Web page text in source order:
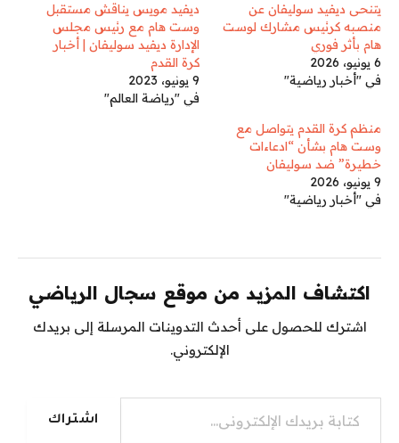
يتنحى ديفيد سوليفان عن
منصبه كرئيس مشارك لوست
هام بأثر فوري
6 يونيو، 2026
في "أخبار رياضية"
ديفيد مويس يناقش مستقبل
وست هام مع رئيس مجلس
الإدارة ديفيد سوليفان | أخبار
كرة القدم
9 يونيو، 2023
في "رياضة العالم"
منظم كرة القدم يتواصل مع
وست هام بشأن “ادعاءات
خطيرة” ضد سوليفان
9 يونيو، 2026
في "أخبار رياضية"
اكتشاف المزيد من موقع سجال الرياضي
اشترك للحصول على أحدث التدوينات المرسلة إلى بريدك
الإلكتروني.
كتابة بريدك الإلكتروني...
اشتراك